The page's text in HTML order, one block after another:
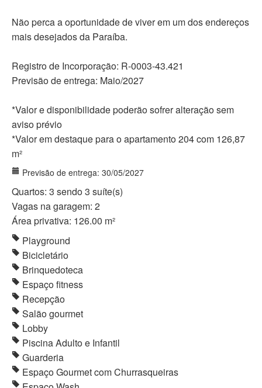
Não perca a oportunidade de viver em um dos endereços
mais desejados da Paraíba.
Registro de Incorporação: R-0003-43.421
Previsão de entrega: Maio/2027
*Valor e disponibilidade poderão sofrer alteração sem
aviso prévio
*Valor em destaque para o apartamento 204 com 126,87
m²
Previsão de entrega: 30/05/2027
Quartos: 3 sendo 3 suíte(s)
Vagas na garagem: 2
Área privativa: 126.00 m²
Playground
Bicicletário
Brinquedoteca
Espaço fitness
Recepção
Salão gourmet
Lobby
Piscina Adulto e Infantil
Guarderia
Espaço Gourmet com Churrasqueiras